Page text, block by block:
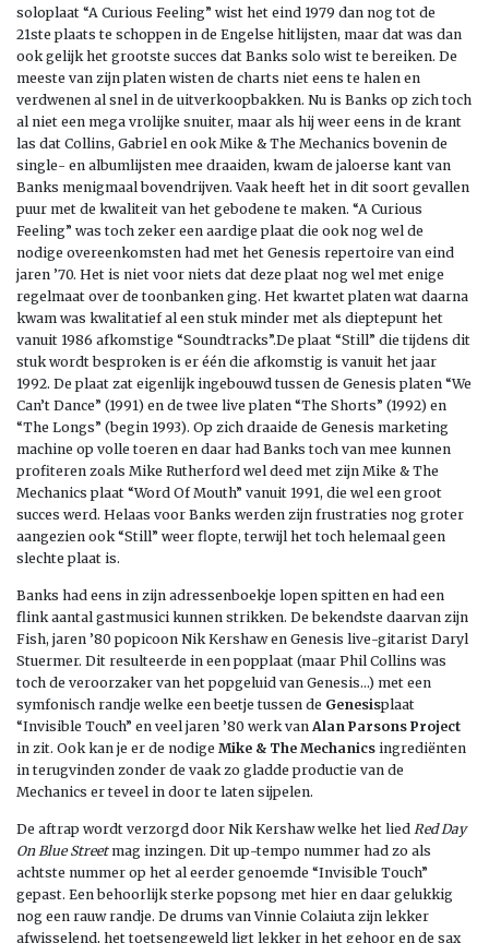
soloplaat “A Curious Feeling” wist het eind 1979 dan nog tot de
21ste plaats te schoppen in de Engelse hitlijsten, maar dat was dan
ook gelijk het grootste succes dat Banks solo wist te bereiken. De
meeste van zijn platen wisten de charts niet eens te halen en
verdwenen al snel in de uitverkoopbakken. Nu is Banks op zich toch
al niet een mega vrolijke snuiter, maar als hij weer eens in de krant
las dat Collins, Gabriel en ook Mike & The Mechanics bovenin de
single- en albumlijsten mee draaiden, kwam de jaloerse kant van
Banks menigmaal bovendrijven. Vaak heeft het in dit soort gevallen
puur met de kwaliteit van het gebodene te maken. “A Curious
Feeling” was toch zeker een aardige plaat die ook nog wel de
nodige overeenkomsten had met het Genesis repertoire van eind
jaren ’70. Het is niet voor niets dat deze plaat nog wel met enige
regelmaat over de toonbanken ging. Het kwartet platen wat daarna
kwam was kwalitatief al een stuk minder met als dieptepunt het
vanuit 1986 afkomstige “Soundtracks”.De plaat “Still” die tijdens dit
stuk wordt besproken is er één die afkomstig is vanuit het jaar
1992. De plaat zat eigenlijk ingebouwd tussen de Genesis platen “We
Can’t Dance” (1991) en de twee live platen “The Shorts” (1992) en
“The Longs” (begin 1993). Op zich draaide de Genesis marketing
machine op volle toeren en daar had Banks toch van mee kunnen
profiteren zoals Mike Rutherford wel deed met zijn Mike & The
Mechanics plaat “Word Of Mouth” vanuit 1991, die wel een groot
succes werd. Helaas voor Banks werden zijn frustraties nog groter
aangezien ook “Still” weer flopte, terwijl het toch helemaal geen
slechte plaat is.
Banks had eens in zijn adressenboekje lopen spitten en had een
flink aantal gastmusici kunnen strikken. De bekendste daarvan zijn
Fish, jaren ’80 popicoon Nik Kershaw en Genesis live-gitarist Daryl
Stuermer. Dit resulteerde in een popplaat (maar Phil Collins was
toch de veroorzaker van het popgeluid van Genesis…) met een
symfonisch randje welke een beetje tussen de Genesisplaat
“Invisible Touch” en veel jaren ’80 werk van Alan Parsons Project
in zit. Ook kan je er de nodige Mike & The Mechanics ingrediënten
in terugvinden zonder de vaak zo gladde productie van de
Mechanics er teveel in door te laten sijpelen.
De aftrap wordt verzorgd door Nik Kershaw welke het lied Red Day
On Blue Streetmag inzingen. Dit up-tempo nummer had zo als
achtste nummer op het al eerder genoemde “Invisible Touch”
gepast. Een behoorlijk sterke popsong met hier en daar gelukkig
nog een rauw randje. De drums van Vinnie Colaiuta zijn lekker
afwisselend, het toetsengeweld ligt lekker in het gehoor en de sax